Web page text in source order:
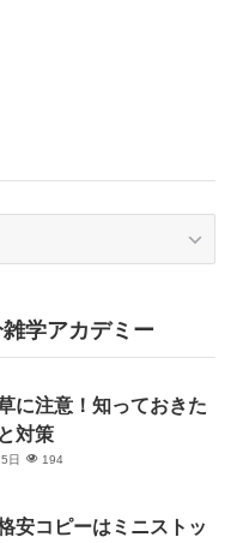
学アカデミー
に注意！知っておきた
対策
日 194
安コピーはミニストッ